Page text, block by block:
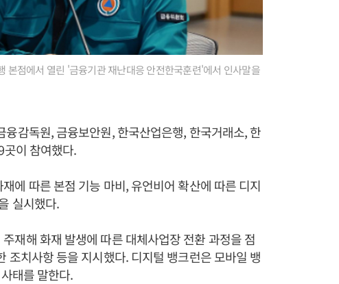
본점에서 열린 '금융기관 재난대응 안전한국훈련'에서 인사말을
감독원, 금융보안원, 한국산업은행, 한국거래소, 한
이 참여했다.
에 따른 본점 기능 마비, 유언비어 확산에 따른 디지
실시했다.
재해 화재 발생에 따른 대체사업장 전환 과정을 점
조치사항 등을 지시했다. 디지털 뱅크런은 모바일 뱅
태를 말한다.